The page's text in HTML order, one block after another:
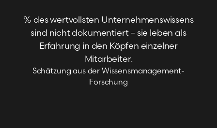
% des wertvollsten Unternehmenswissens
sind nicht dokumentiert – sie leben als
Erfahrung in den Köpfen einzelner
Mitarbeiter.
Schätzung aus der Wissensmanagement-
Forschung